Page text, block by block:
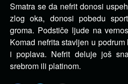
Smatra se da nefrit donosi
zlog oka, donosi pobedu
groma. Podstiče ljude na
Komad nefrita stavljen u
i poplava. Nefrit deluje još
srebrom ili platinom.